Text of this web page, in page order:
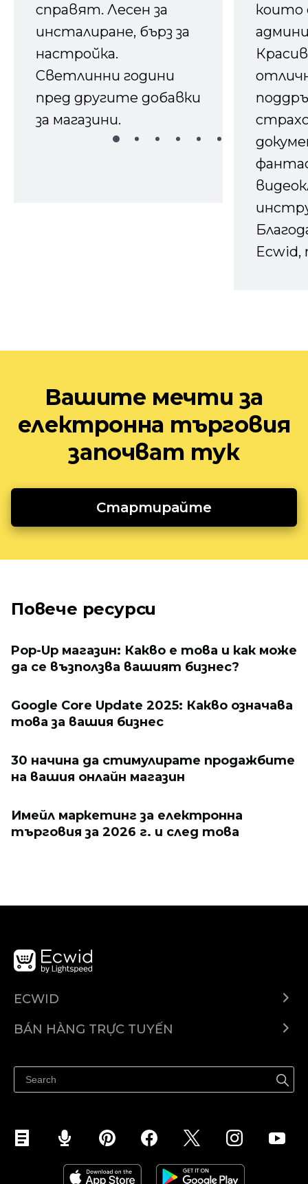
справят. Лесен за
инсталиране, бърз за
настройка.
Светлинни години
пред другите добавки
за магазини.
които
Ecwid,
Вашите мечти за
електронна търговия
започват тук
Стартирайте
Повече ресурси
Pop-Up магазин: Какво е това и как може
да се възползва вашият бизнес?
Google Core Update 2025: Какво означава
това за вашия бизнес
30 начина да стимулирате продажбите
на вашия онлайн магазин
Имейл маркетинг за електронна
търговия за 2026 г. и след това
ECWID
Trung tâm trợ giúp
BÁN HÀNG TRỰC TUYẾN
Quảng bá ở bất cứ đâu
Kiểm soát mọi thứ